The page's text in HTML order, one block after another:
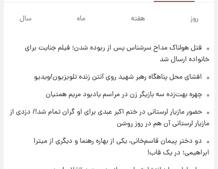
پول به معشوقه با درآمد یوفا
۱۵ ساعت پیش
۱۵ ساعت پیش
پی رفتن رامین رضاییان+ عکس
۱۵ ساعت پیش
روز هفته ماه سال
قتل هولناک مداح سرشناس پس از ربوده شدن؛ فیلم جنایت برای
خانواده ارسال شد
افشای محل پناهگاه‌ رهبر شهید روی آنتن زنده تلویزیون/ویدیو
چهره بهت‌زده سه بازیگر زن در مراسم یادبود مریم همتیان
حضور مازیار لرستانی در ختم اکبر عبدی برای او گران تمام شد!/ دزدی از
مازیار لرستانی آن هم در روز روشن
دو دختر پیمان قاسم‌خانی، یکی از بهاره رهنما و دیگری از میترا
ابراهیمی؛ در یک قاب!